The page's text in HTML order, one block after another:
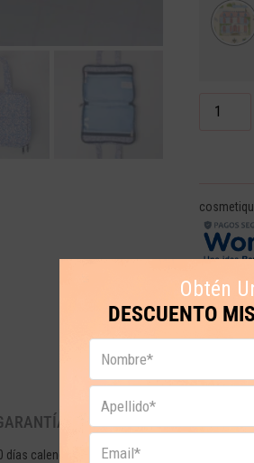
Y DEVOLUCIONES
días calendario desde la fecha de tu
Obtén
DESCUENTO